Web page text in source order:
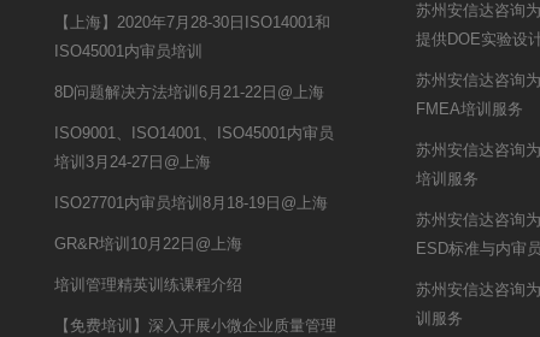
【上海】2020年7月28-30日ISO14001和
ISO45001内审员培训
8D问题解决方法培训6月21-22日@上海
ISO9001、ISO14001、ISO45001内审员
培训3月24-27日@上海
ISO27701内审员培训8月18-19日@上海
GR&R培训10月22日@上海
培训管理精英训练课程介绍
【免费培训】深入开展小微企业质量管理
苏州安信达咨询
提供DOE实验设
苏州安信达咨询
FMEA培训服务
苏州安信达咨询
培训服务
苏州安信达咨询
ESD标准与内审
苏州安信达咨询
训服务